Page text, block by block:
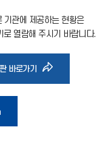
기관에 제공하는 현황은
로 열람해 주시기 바랍니다.
바로가기 바